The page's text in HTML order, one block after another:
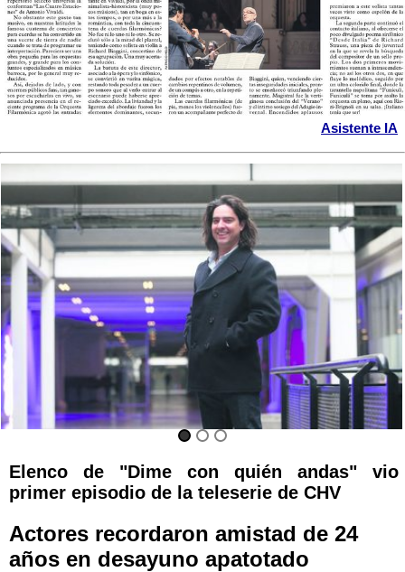
Asistente IA
Elenco de "Dime con quién andas" vio
primer episodio de la teleserie de CHV
Actores recordaron amistad de 24
años en desayuno apatotado